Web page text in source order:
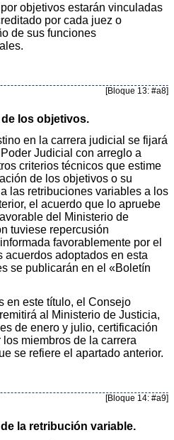
objetivos estarán vinculadas
por cada juez o
de sus funciones
[Bloque 13: #a8]
los objetivos.
en la carrera judicial se fijará
Judicial con arreglo a
criterios técnicos que estime
de los objetivos o su
las retribuciones variables a los
el acuerdo que lo apruebe
del Ministerio de
tuviese repercusión
favorablemente por el
acuerdos adoptados en esta
se publicarán en el «Boletín
en este título, el Consejo
al Ministerio de Justicia,
de enero y julio, certificación
miembros de la carrera
se refiere el apartado anterior.
[Bloque 14: #a9]
la retribución variable.